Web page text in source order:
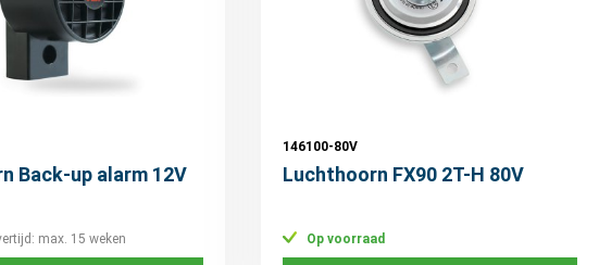
Back-up alarm 12V
max. 15 weken
146100-80V
Luchthoorn FX90 2T-H 80V
Op voorraad